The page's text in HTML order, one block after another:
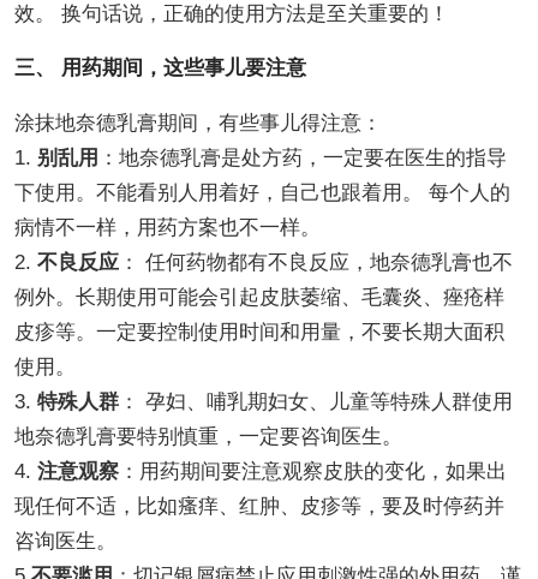
效。 换句话说，正确的使用方法是至关重要的！
三、 用药期间，这些事儿要注意
涂抹地奈德乳膏期间，有些事儿得注意：
1. 别乱用 ：地奈德乳膏是处方药，一定要在医生的指导
下使用。不能看别人用着好，自己也跟着用。 每个人的
病情不一样，用药方案也不一样。
2. 不良反应： 任何药物都有不良反应，地奈德乳膏也不
例外。长期使用可能会引起皮肤萎缩、毛囊炎、痤疮样
皮疹等。一定要控制使用时间和用量，不要长期大面积
使用。
3. 特殊人群： 孕妇、哺乳期妇女、儿童等特殊人群使用
地奈德乳膏要特别慎重，一定要咨询医生。
4. 注意观察：用药期间要注意观察皮肤的变化，如果出
现任何不适，比如瘙痒、红肿、皮疹等，要及时停药并
咨询医生。